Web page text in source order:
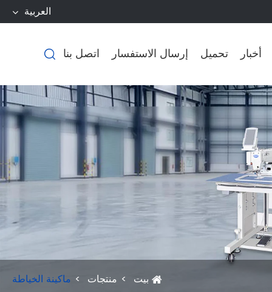
العربية
أخبار تحميل إرسال الاستفسار اتصل بنا 
بيت منتجات ماكينة الخياطة